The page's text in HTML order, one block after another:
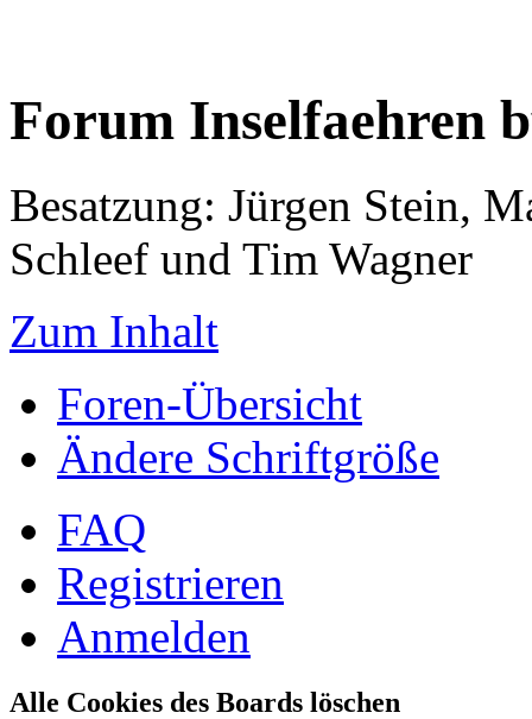
Forum Inselfaehren
Besatzung: Jürgen Stein,
Schleef und Tim Wagner
Zum Inhalt
Foren-Übersicht
Ändere Schriftgröße
FAQ
Registrieren
Anmelden
Alle Cookies des Boards löschen